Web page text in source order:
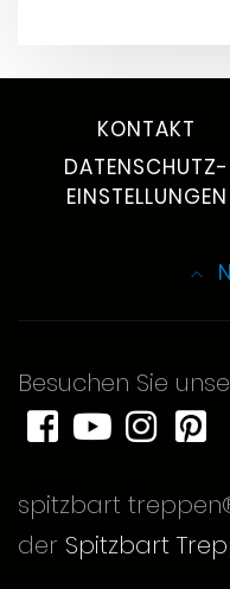
KONTAKT
DATENSCHUTZ-
EINSTELLUNGEN
Besuchen Sie
spitzbart
der Spitzbart